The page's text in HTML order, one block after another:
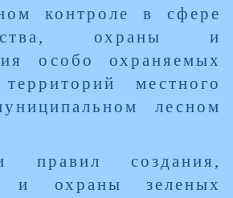
контроле в сфере
охраны и
особо охраняемых
местного
лесном
правил создания,
и охраны зеленых